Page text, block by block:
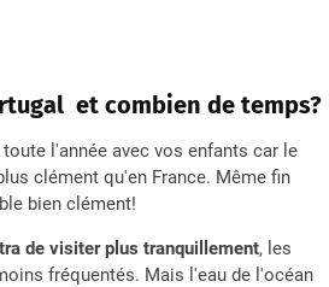
et combien de temps?
l'année avec vos enfants car le
clément qu'en France. Même fin
bien clément!
de visiter plus tranquillement, les
fréquentés. Mais l'eau de l'océan